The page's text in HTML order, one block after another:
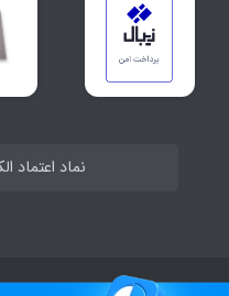
نماد اعتماد